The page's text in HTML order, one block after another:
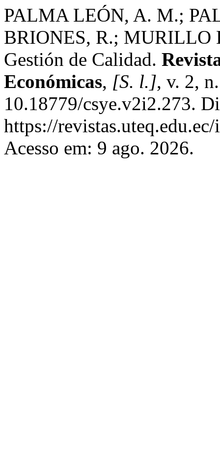
PALMA LEÓN, A. M.;
BRIONES, R.; MURILLO
Gestión de Calidad.
Económicas, [S. l.], v. 2,
10.18779/csye.v2i2.273.
https://
Acesso em: 9 ago. 2026.